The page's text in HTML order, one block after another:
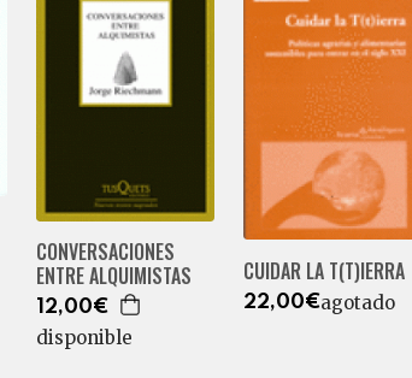
CONVERSACIONES
ENTRE ALQUIMISTAS
12,00€
disponible
CUIDAR LA T(T)IERRA
22,00€agotado